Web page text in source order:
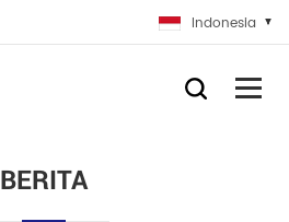
Indonesia
BERITA